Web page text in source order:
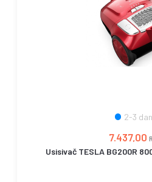
2-3
7.437,00
Usisivač TESLA BG200R